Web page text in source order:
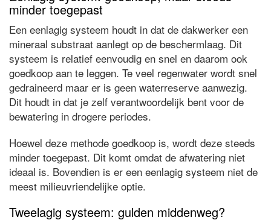
minder toegepast
Een eenlagig systeem houdt in dat de dakwerker een
mineraal substraat aanlegt op de beschermlaag. Dit
systeem is relatief eenvoudig en snel en daarom ook
goedkoop aan te leggen. Te veel regenwater wordt snel
gedraineerd maar er is geen waterreserve aanwezig.
Dit houdt in dat je zelf verantwoordelijk bent voor de
bewatering in drogere periodes.
Hoewel deze methode goedkoop is, wordt deze steeds
minder toegepast. Dit komt omdat de afwatering niet
ideaal is. Bovendien is er een eenlagig systeem niet de
meest milieuvriendelijke optie.
Tweelagig systeem: gulden middenweg?